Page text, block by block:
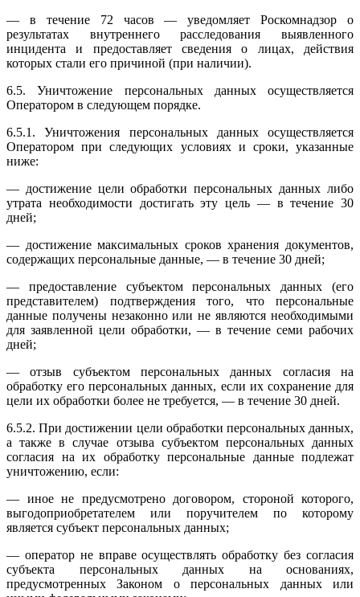
— в течение 72 часов — уведомляет Роскомнадзор о
результатах внутреннего расследования выявленного
инцидента и предоставляет сведения о лицах, действия
которых стали его причиной (при наличии).
6.5. Уничтожение персональных данных осуществляется
Оператором в следующем порядке.
6.5.1. Уничтожения персональных данных осуществляется
Оператором при следующих условиях и сроки, указанные
ниже:
— достижение цели обработки персональных данных либо
утрата необходимости достигать эту цель — в течение 30
дней;
— достижение максимальных сроков хранения документов,
содержащих персональные данные, — в течение 30 дней;
— предоставление субъектом персональных данных (его
представителем) подтверждения того, что персональные
данные получены незаконно или не являются необходимыми
для заявленной цели обработки, — в течение семи рабочих
дней;
— отзыв субъектом персональных данных согласия на
обработку его персональных данных, если их сохранение для
цели их обработки более не требуется, — в течение 30 дней.
6.5.2. При достижении цели обработки персональных данных,
а также в случае отзыва субъектом персональных данных
согласия на их обработку персональные данные подлежат
уничтожению, если:
— иное не предусмотрено договором, стороной которого,
выгодоприобретателем или поручителем по которому
является субъект персональных данных;
— оператор не вправе осуществлять обработку без согласия
субъекта персональных данных на основаниях,
предусмотренных Законом о персональных данных или